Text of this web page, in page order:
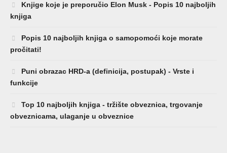
Knjige koje je preporučio Elon Musk - Popis 10 najboljih
knjiga
Popis 10 najboljih knjiga o samopomoći koje morate
pročitati!
Puni obrazac HRD-a (definicija, postupak) - Vrste i
funkcije
Top 10 najboljih knjiga - tržište obveznica, trgovanje
obveznicama, ulaganje u obveznice